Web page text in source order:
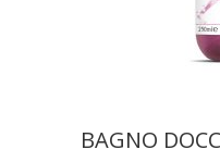
BAGNO